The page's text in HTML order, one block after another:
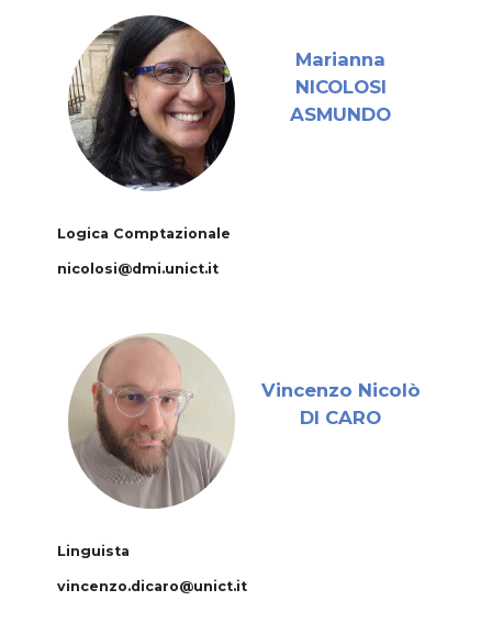
Marianna
NICOLOSI
ASMUNDO
Logica Comptazionale
nicolosi@dmi.unict.it
Vincenzo Nicolò
DI CARO
Linguista
vincenzo.dicaro@unict.it